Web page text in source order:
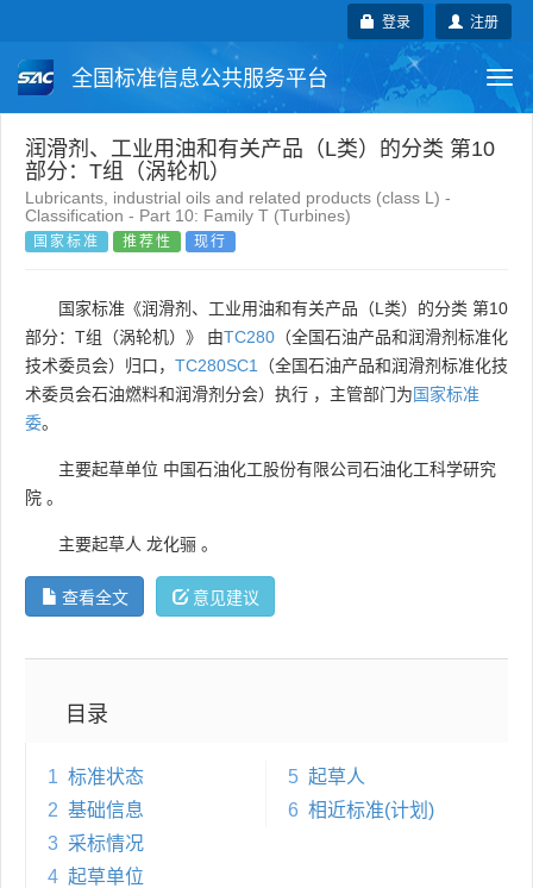
注册
登录
全国标准信息公共服务平台
国家标准 行业标准 地方标准
团体标准 企业标准 国际标准
润滑剂、工业用油和有关产品（L类）的分类 第10
部分：T组（涡轮机）
Lubricants, industrial oils and related products (class L) -
Classification - Part 10: Family T (Turbines)
国家标准 推荐性 现行
国家标准《润滑剂、工业用油和有关产品（L类）的分类 第10
部分：T组（涡轮机）》 由TC280 （全国石油产品和润滑剂标准化
技术委员会）归口， TC280SC1
（全国石油产品和润滑剂标准化技
术委员会石油燃料和润滑剂分会）执行 ，主管部门为国家标准
委。
主要起草单位 中国石油化工股份有限公司石油化工科学研究
院 。
主要起草人 龙化骊 。
查看全文 意见建议
目录
1 标准状态
2 基础信息
3 采标情况
4 起草单位
5 起草人
6 相近标准(计划)